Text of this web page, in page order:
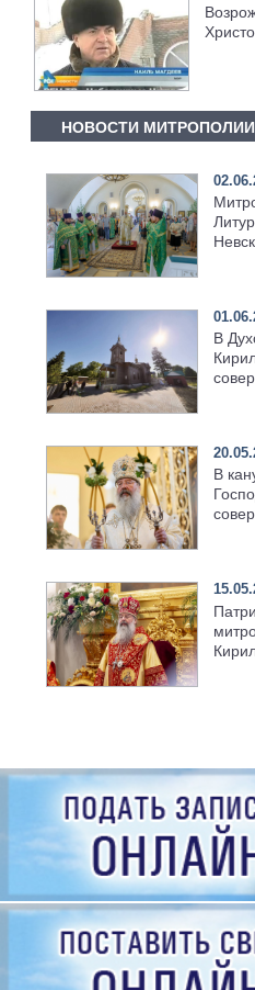
НОВОСТИ МИТРОПОЛИИ
В
В